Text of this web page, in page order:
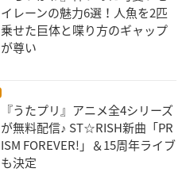
イレーンの魅力6選！人魚を2匹
乗せた巨体と喋り方のギャップ
が尊い
『うたプリ』アニメ全4シリーズ
が無料配信♪ ST☆RISH新曲「PR
ISM FOREVER!」＆15周年ライブ
も決定